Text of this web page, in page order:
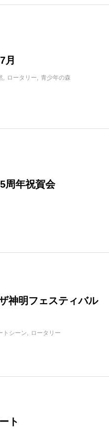
月
ロータリー 青少年の森
周年祝賀会
神明フェスティバル
トシーン ロータリー
ト